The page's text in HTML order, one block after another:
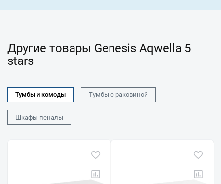
Другие товары Genesis Aqwella 5
stars
Тумбы и комоды Тумбы с раковиной
Шкафы-пеналы